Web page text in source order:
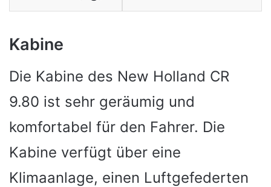
Kabine
Die Kabine des New Holland CR
9.80 ist sehr geräumig und
komfortabel für den Fahrer. Die
Kabine verfügt über eine
Klimaanlage, einen Luftgefederten